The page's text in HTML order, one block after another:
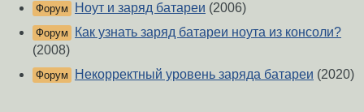
Форум Ноут и заряд батареи (2006)
Форум
Как узнать заряд батареи ноута из консоли?
(2008)
Форум Некорректный уровень заряда батареи (2020)